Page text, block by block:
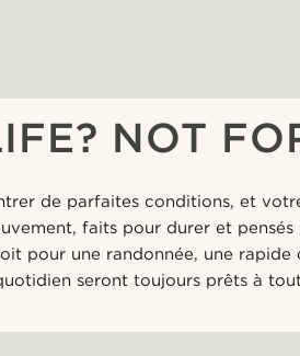
NOT
de parfaites conditions, et
faits pour durer et
pour une randonnée, une
seront toujours prêts à